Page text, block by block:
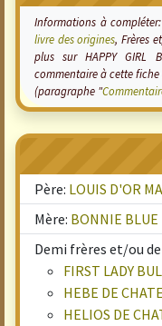
Informations à
livre des origines, Frères
plus sur HAPPY GIRL
commentaire à cette
(paragraphe "
Père: LOUIS D'OR
Mère: BONNIE BLUE
Demi frères et/ou
FIRST LADY
HEBE DE
HELIOS DE